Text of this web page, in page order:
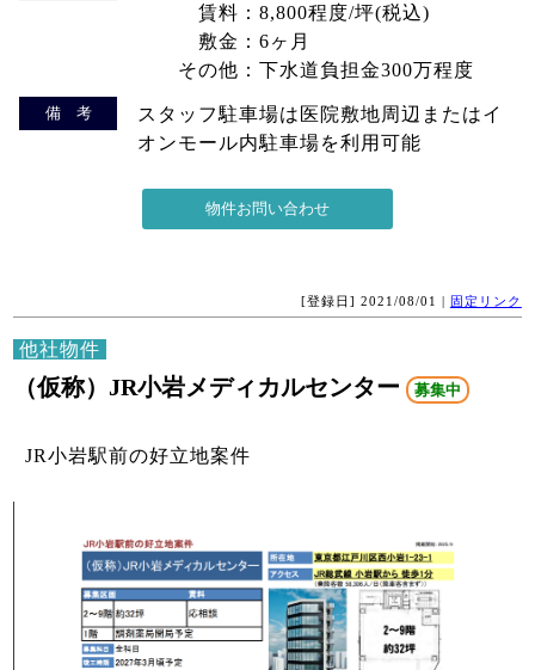
賃料：8,800程度/坪(税込)
敷金：6ヶ月
その他：下水道負担金300万程度
備 考
スタッフ駐車場は医院敷地周辺またはイ
オンモール内駐車場を利用可能
[登録日] 2021/08/01 | 固定リンク
他社物件
（仮称）JR小岩メディカルセンター 募集中
JR小岩駅前の好立地案件